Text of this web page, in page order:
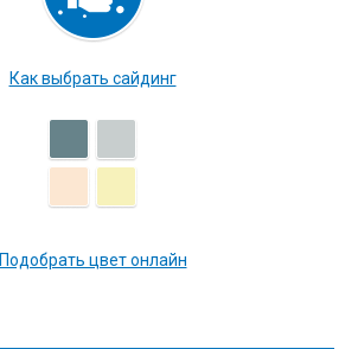
Как выбрать сайдинг
Подобрать цвет онлайн